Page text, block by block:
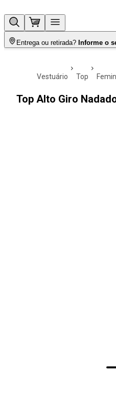
Entrega ou retirada? Informe o
vestuário top
Top Alto Giro